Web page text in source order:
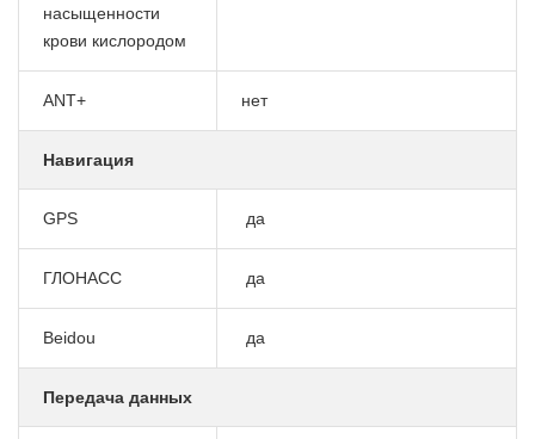
насыщенности
крови кислородом
ANT+ нет
Навигация
GPS да
ГЛОНАСС да
Beidou да
Передача данных